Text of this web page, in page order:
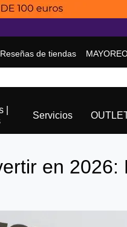
Reseñas de tiendas
Servicios
en 2026: